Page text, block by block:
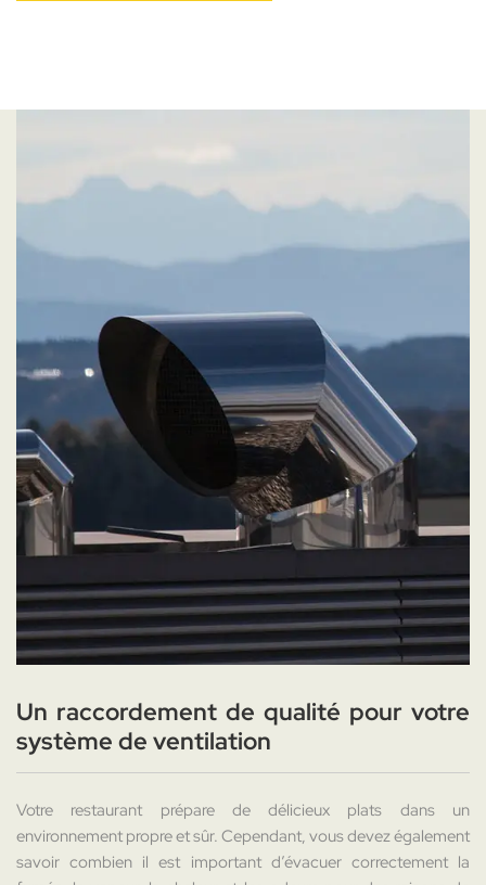
Un raccordement de qualité pour votre
système de ventilation
Votre restaurant prépare de délicieux plats dans un
environnement propre et sûr. Cependant, vous devez également
savoir combien il est important d’évacuer correctement la